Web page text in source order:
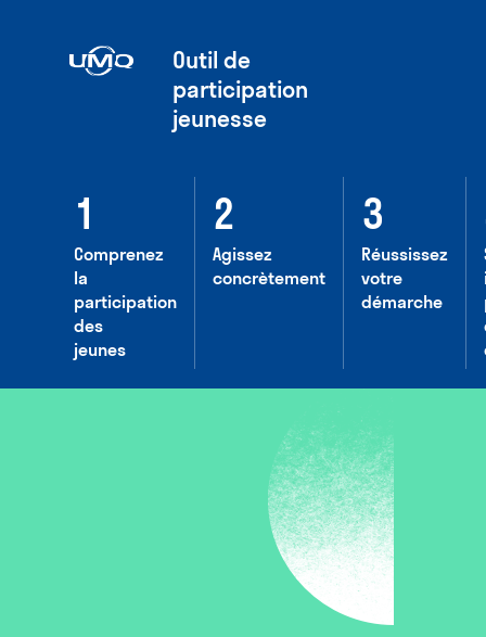
Outil de
participation
jeunesse
Comprenez
la
participation
des
jeunes
Agissez
concrètement
Réussissez
votre
démarche